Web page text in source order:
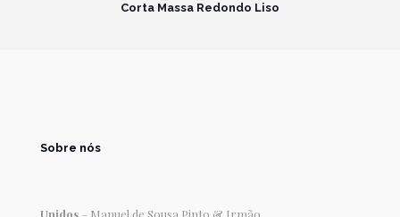
Corta Massa Redondo Liso
Sobre nós